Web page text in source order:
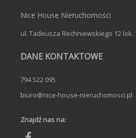
Nice House Nieruchomości
ul. Tadeusza Rechniewskiego 12 lok.
DANE KONTAKTOWE
794 522 095
biuro@nice-house-nieruchomosci.pl
Znajdź nas na: